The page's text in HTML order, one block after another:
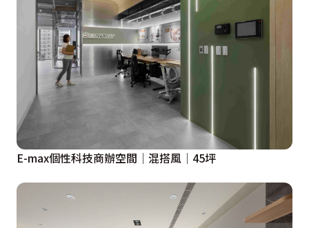
E-max個性科技商辦空間│混搭風│45坪